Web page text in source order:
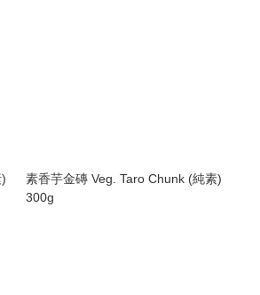
素香芋金磚 Veg. Taro Chunk (純素)
300g